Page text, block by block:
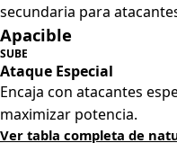
secundaria para
Apacible
SUBE
Ataque Especial
Encaja con atacantes
maximizar potencia.
Ver tabla completa de